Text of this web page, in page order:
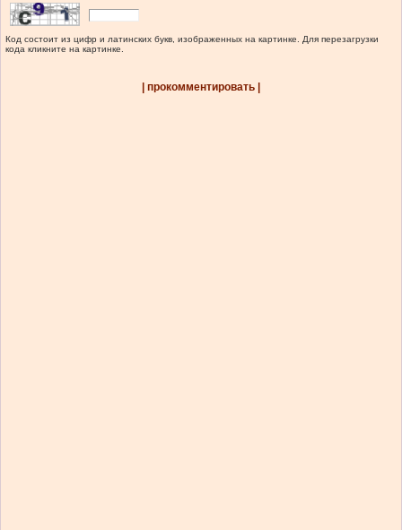
Код состоит из цифр и латинских букв, изображенных на картинке. Для перезагрузки
кода кликните на картинке.
| прокомментировать |